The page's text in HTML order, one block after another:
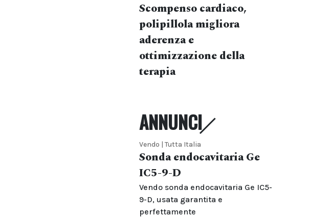
Scompenso cardiaco,
polipillola migliora
aderenza e
ottimizzazione della
terapia
ANNUNCI
Vendo | Tutta Italia
Sonda endocavitaria Ge
IC5-9-D
Vendo sonda endocavitaria Ge IC5-
9-D, usata garantita e
perfettamente